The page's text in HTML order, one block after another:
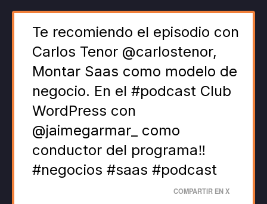
Te recomiendo el episodio con
Carlos Tenor @carlostenor,
Montar Saas como modelo de
negocio. En el #podcast Club
WordPress con
@jaimegarmar_ como
conductor del programa‼️
#negocios #saas #podcast
COMPARTIR EN X